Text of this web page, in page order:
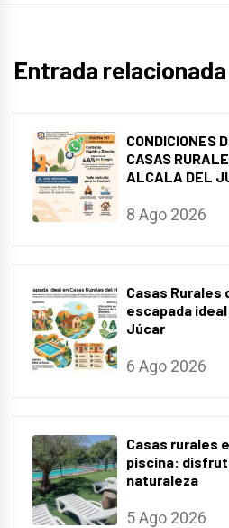
Entrada relacionada
CONDICIONES
CASAS
ALCALA DEL
8 Ago 2026
Casas Rurales
escapada
Júcar
6 Ago 2026
Casas rurales
piscina:
naturaleza
5 Ago 2026